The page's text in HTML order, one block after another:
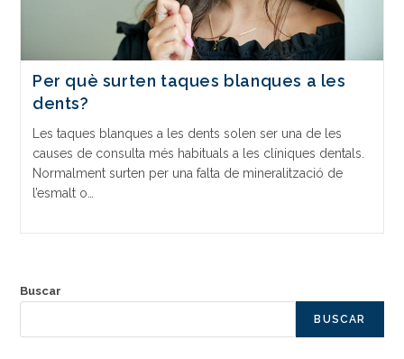
Per què surten taques blanques a les
dents?
Les taques blanques a les dents solen ser una de les
causes de consulta més habituals a les clíniques dentals.
Normalment surten per una falta de mineralització de
l’esmalt o…
Buscar
BUSCAR